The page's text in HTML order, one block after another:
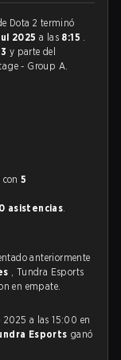
Dota 2 terminó
2025a las 8:15 .
y parte del
- Group A.
con5
asistencias.
anteriormente
, Tundra Esports
en empate.
2025 a las 15:00 en
Esports ganó